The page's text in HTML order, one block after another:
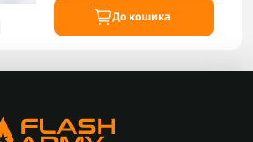
До кошика